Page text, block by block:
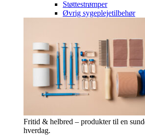
Støttestrømper
Øvrig sygeplejetilbehør
Fritid & helbred – produkter til en
hverdag.